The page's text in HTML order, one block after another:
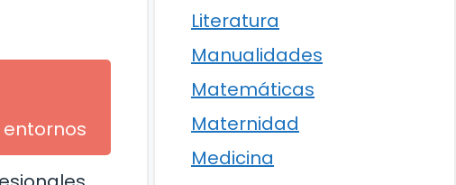
Literatura
Manualidades
Matemáticas
Maternidad
Medicina